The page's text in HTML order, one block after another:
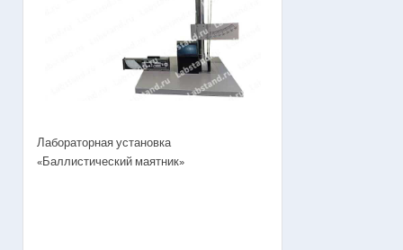
Лабораторная установка
«Баллистический маятник»